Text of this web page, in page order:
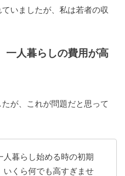
いましたが、私は若者の収
一人暮らしの費用が高
が、これが問題だと思って
人暮らし始める時の初期
いくら何でも高すぎませ